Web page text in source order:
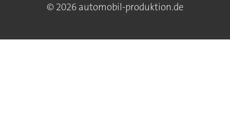
© 2026 automobil-produktion.de